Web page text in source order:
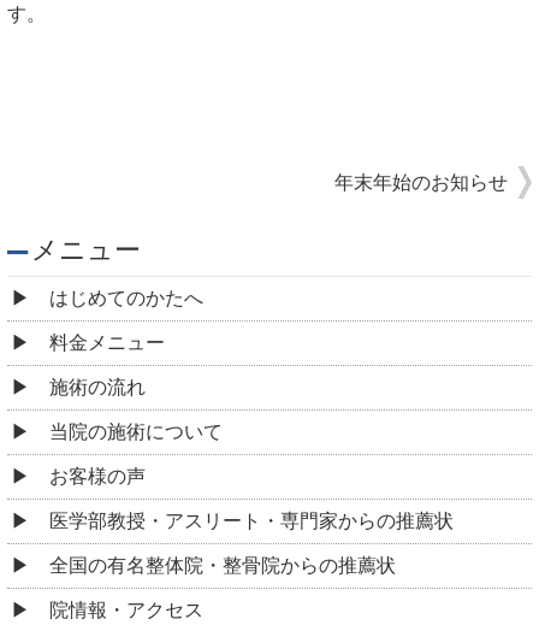
す。
年末年始のお知らせ
メニュー
はじめてのかたへ
料金メニュー
施術の流れ
当院の施術について
お客様の声
医学部教授・アスリート・専門家からの推薦状
全国の有名整体院・整骨院からの推薦状
院情報・アクセス